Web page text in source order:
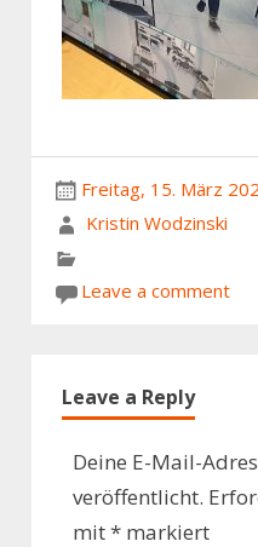
Freitag, 15. März
Kristin Wodzinski
Leave a comment
Leave a Reply
Deine E-Mail-
veröffentlicht.
mit*markiert